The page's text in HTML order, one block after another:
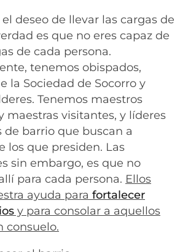
deseo de llevar las cargas de
es que no eres capaz de
de cada persona.
tenemos obispados,
la Sociedad de Socorro y
Tenemos maestros
maestras visitantes, y líderes
de barrio que buscan a
los que presiden. Las
sin embargo, es que no
para cada persona. Ellos
ayuda para fortalecer
y para consolar a aquellos
consuelo.